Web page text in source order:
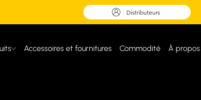
Distributeurs
Accessoires et fournitures Commodité À